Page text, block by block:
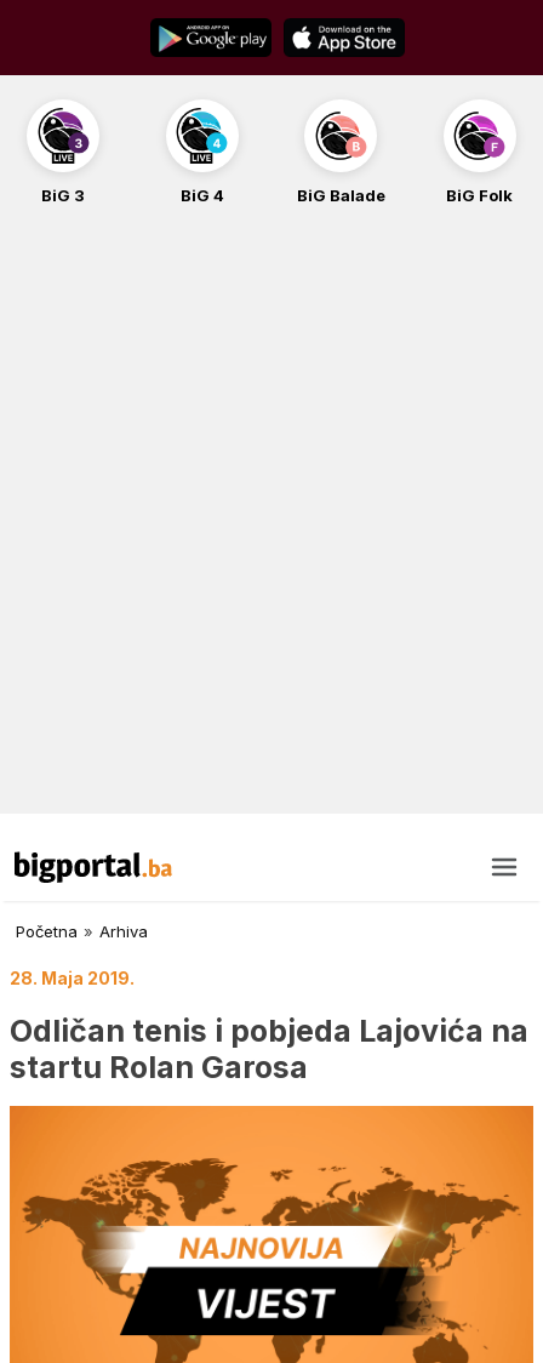
content
BiG 3 BiG 4 BiG Balade BiG Folk
Početna » Arhiva
28. Maja 2019.
Odličan tenis i pobjeda Lajovića na
startu Rolan Garosa